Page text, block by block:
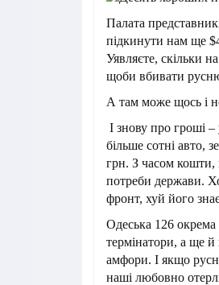
Палата
підкинути нам ще
Уявляєте, скільки
щоби вбивати
А там може щось і
І знову про гроші
більше сотні авто,
грн. З часом кошти,
потреби держави.
фронт, хуй його
Одеська 126
термінатори, а ще й
амфори. І якщо
наші любовно